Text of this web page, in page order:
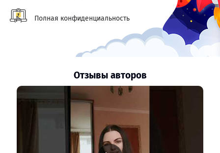
Полная конфиденциальность
Отзывы авторов